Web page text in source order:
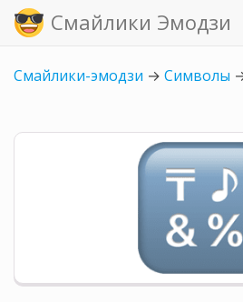
Смайлики Эмодзи
Смайлики-эмодзи → Символы